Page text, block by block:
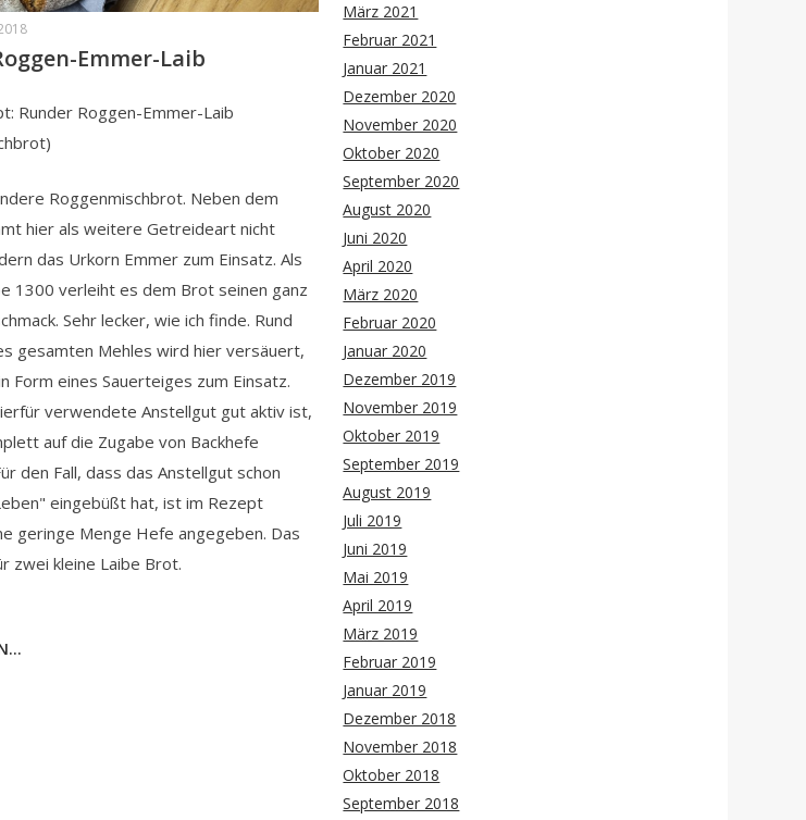
Emmer-Laib
Runder Roggen-Emmer-Laib
Roggenmischbrot. Neben dem
hier als weitere Getreideart nicht
das Urkorn Emmer zum Einsatz. Als
1300 verleiht es dem Brot seinen ganz
Sehr lecker, wie ich finde. Rund
gesamten Mehles wird hier versäuert,
Form eines Sauerteiges zum Einsatz.
verwendete Anstellgut gut aktiv ist,
auf die Zugabe von Backhefe
den Fall, dass das Anstellgut schon
eingebüßt hat, ist im Rezept
geringe Menge Hefe angegeben. Das
zwei kleine Laibe Brot.
März 2021
Februar 2021
Januar 2021
Dezember 2020
November 2020
Oktober 2020
September 2020
August 2020
Juni 2020
April 2020
März 2020
Februar 2020
Januar 2020
Dezember 2019
November 2019
Oktober 2019
September 2019
August 2019
Juli 2019
Juni 2019
Mai 2019
April 2019
März 2019
Februar 2019
Januar 2019
Dezember 2018
November 2018
Oktober 2018
September 2018